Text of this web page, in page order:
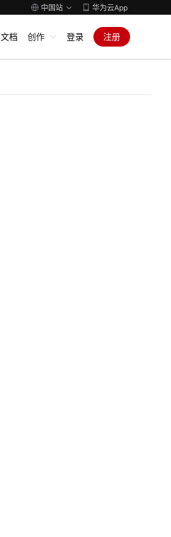
中国站 华为云App
文档 创作 登录 注册